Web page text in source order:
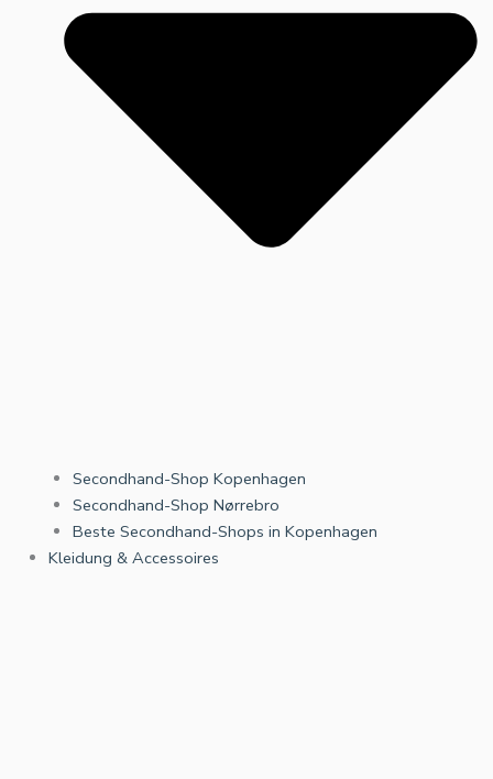
Secondhand-Shop Kopenhagen
Secondhand-Shop Nørrebro
Beste Secondhand-Shops in Kopenhagen
Kleidung & Accessoires